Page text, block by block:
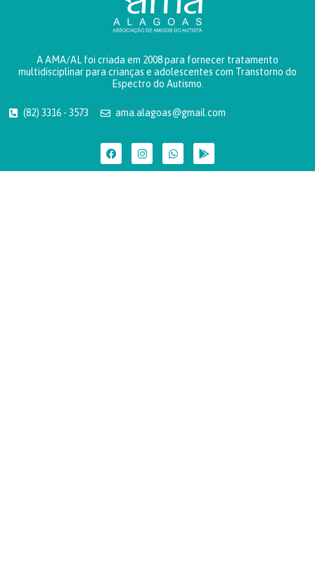
A AMA/AL foi criada em 2008 para fornecer tratamento
multidisciplinar para crianças e adolescentes com Transtorno do
Espectro do Autismo.
(82) 3316 - 3573 ama.alagoas@gmail.com